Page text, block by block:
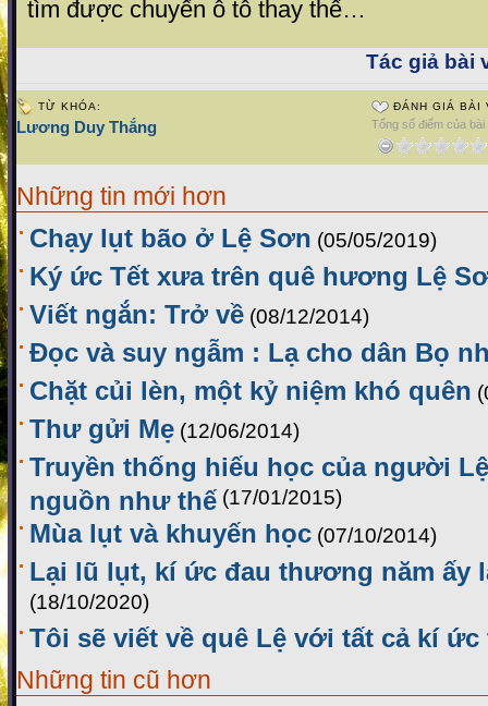
tìm được chuyến ô tô thay thế…
Tác giả bài
TỪ KHÓA:
Lương Duy Thắng
ĐÁNH GIÁ BÀI
Tổng số điểm của
Những tin mới hơn
Chạy lụt bão ở Lệ Sơn (05/05/2019)
Ký ức Tết xưa trên quê hương Lệ
Viết ngắn: Trở về (08/12/2014)
Đọc và suy ngẫm : Lạ cho dân Bọ
Chặt củi lèn, một kỷ niệm khó quên
Thư gửi Mẹ (12/06/2014)
Truyền thống hiếu học của người
nguồn như thế (17/01/2015)
Mùa lụt và khuyến học (07/10/2014)
Lại lũ lụt, kí ức đau thương năm ấy
(18/10/2020)
Tôi sẽ viết về quê Lệ với tất cả kí
Những tin cũ hơn